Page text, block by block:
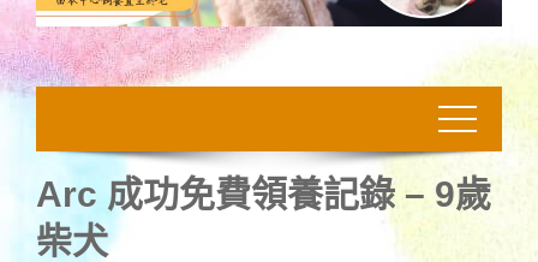
Arc 成功免費領養記錄 – 9歲
柴犬